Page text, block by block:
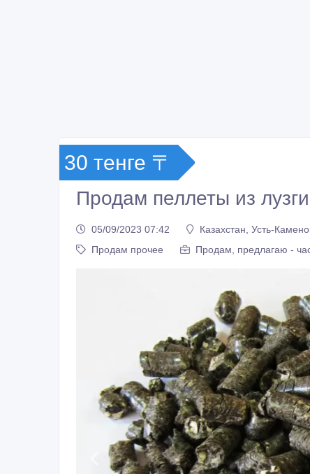
30 тенге 〒
Продам пеллеты из
05/09/2023 07:42
Казахстан, Усть-
Продам прочее
Продам, предлагаю -